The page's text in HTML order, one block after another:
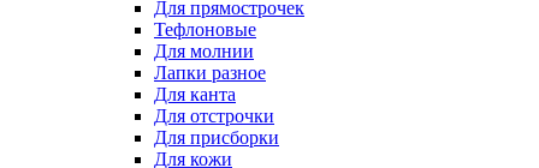
Для прямострочек
Тефлоновые
Для молнии
Лапки разное
Для канта
Для отстрочки
Для присборки
Для кожи